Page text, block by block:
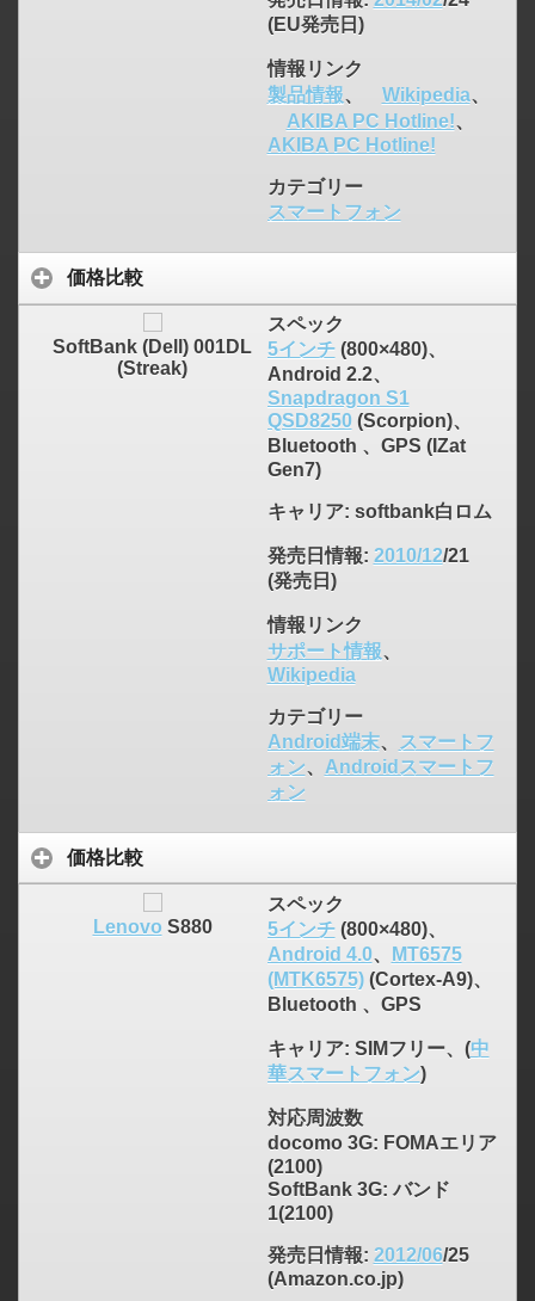
(EU発売日)
情報リンク
製品情報、 Wikipedia、
AKIBA PC Hotline!、
AKIBA PC Hotline!
カテゴリー
スマートフォン
価格比較
SoftBank (Dell) 001DL
(Streak)
スペック
5インチ(800×480)、
Android 2.2、
Snapdragon S1
QSD8250(Scorpion)、
Bluetooth 、GPS (IZat
Gen7)
キャリア: softbank白ロム
発売日情報: 2010/12/21
(発売日)
情報リンク
サポート情報、
Wikipedia
カテゴリー
Android端末、
スマートフ
ォン、 Androidスマートフ
ォン
価格比較
Lenovo S880
スペック
5インチ(800×480)、
Android 4.0、
MT6575
(MTK6575)(Cortex-A9)、
Bluetooth 、GPS
キャリア: SIMフリー、(中
華スマートフォン)
対応周波数
docomo 3G: FOMAエリア
(2100)
SoftBank 3G: バンド
1(2100)
発売日情報: 2012/06/25
(Amazon.co.jp)